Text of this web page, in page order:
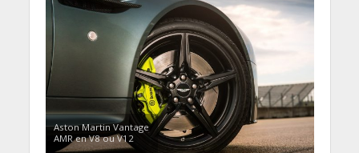
Aston Martin Vantage
AMR en V8 ou V12